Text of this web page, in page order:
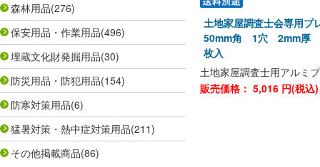
森林用品(276)
保安用品・作業用品(496)
埋蔵文化財発掘用品(30)
防災用品・防犯用品(154)
防寒対策用品(6)
猛暑対策・熱中症対策用品(211)
その他掲載商品(86)
土地家屋調査士会専用
50mm角 1穴 2mm
枚入
土地家屋調査士用アルミ
販売価格： 5,016 円(税